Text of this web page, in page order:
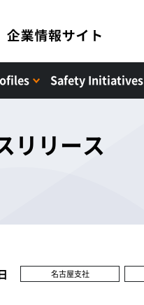
Safety Initiatives
リリース
名古屋支社